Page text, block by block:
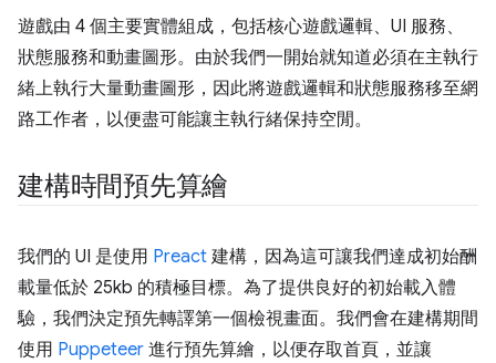
遊戲由 4 個主要實體組成，包括核心遊戲邏輯、UI 服務、
狀態服務和動畫圖形。由於我們一開始就知道必須在主執行
緒上執行大量動畫圖形，因此將遊戲邏輯和狀態服務移至網
路工作者，以便盡可能讓主執行緒保持空閒。
建構時間預先算繪
我們的 UI 是使用 Preact 建構，因為這可讓我們達成初始酬
載量低於 25kb 的積極目標。為了提供良好的初始載入體
驗，我們決定預先轉譯第一個檢視畫面。我們會在建構期間
使用 Puppeteer 進行預先算繪，以便存取首頁，並讓